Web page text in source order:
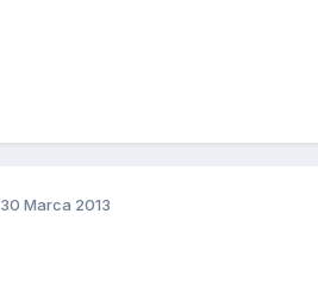
30 Marca 2013